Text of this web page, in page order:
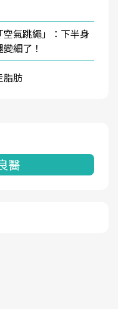
氣跳繩」：下半身
細了！
肪
醫